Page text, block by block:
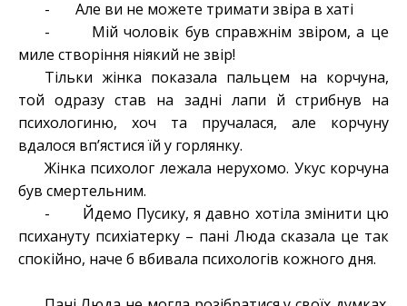
- Але ви не можете тримати звіра в хаті
- Мій чоловік був справжнім звіром, а це
миле створіння ніякий не звір!
Тільки жінка показала пальцем на корчуна,
той одразу став на задні лапи й стрибнув на
психологиню, хоч та пручалася, але корчуну
вдалося вп’ястися їй у горлянку.
Жінка психолог лежала нерухомо. Укус корчуна
був смертельним.
- Йдемо Пусику, я давно хотіла змінити цю
психануту психіатерку – пані Люда сказала це так
спокійно, наче б вбивала психологів кожного дня.